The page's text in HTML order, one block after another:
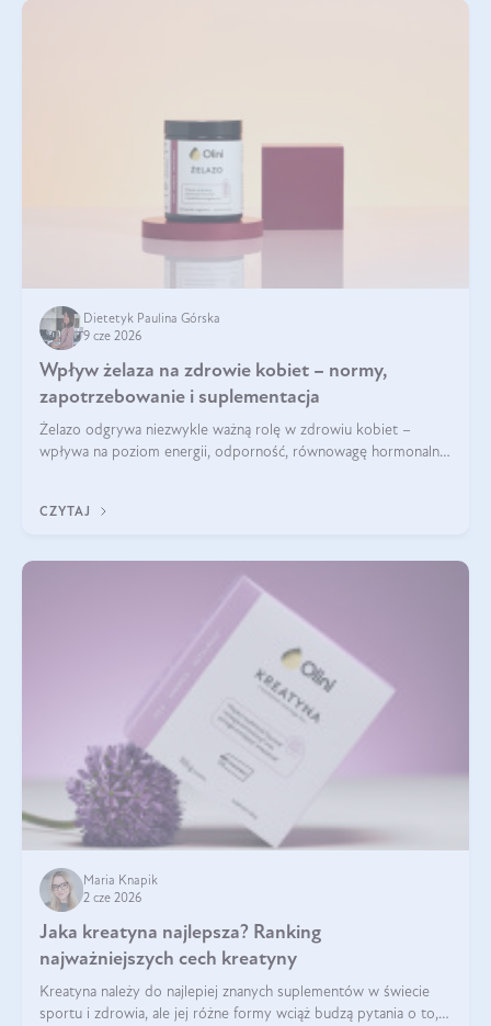
Dietetyk Paulina Górska
9 cze 2026
Wpływ żelaza na zdrowie kobiet – normy,
zapotrzebowanie i suplementacja
Żelazo odgrywa niezwykle ważną rolę w zdrowiu kobiet –
wpływa na poziom energii, odporność, równowagę hormonalną
zawrotów głowy czy problemów z
CZYTAJ
Maria Knapik
2 cze 2026
Jaka kreatyna najlepsza? Ranking
najważniejszych cech kreatyny
Kreatyna należy do najlepiej znanych suplementów w świecie
sportu i zdrowia, ale jej różne formy wciąż budzą pytania o to,